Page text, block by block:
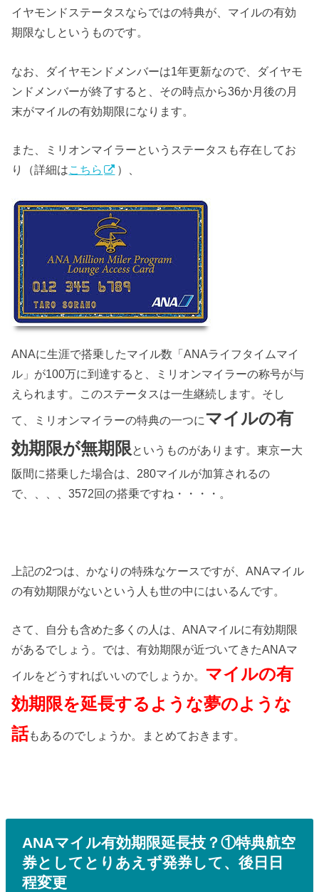
イヤモンドステータスならではの特典が、マイルの有効
期限なしというものです。
なお、ダイヤモンドメンバーは1年更新なので、ダイヤモ
ンドメンバーが終了すると、その時点から36か月後の月
末がマイルの有効期限になります。
また、ミリオンマイラーというステータスも存在してお
り（詳細はこちら ）、
ANAに生涯で搭乗したマイル数「ANAライフタイムマイ
ル」が100万に到達すると、ミリオンマイラーの称号が与
えられます。このステータスは一生継続します。そし
て、ミリオンマイラーの特典の一つにマイルの有
効期限が無期限というものがあります。東京ー大
阪間に搭乗した場合は、280マイルが加算されるの
で、、、、3572回の搭乗ですね・・・・。
上記の2つは、かなりの特殊なケースですが、ANAマイル
の有効期限がないという人も世の中にはいるんです。
さて、自分も含めた多くの人は、ANAマイルに有効期限
があるでしょう。では、有効期限が近づいてきたANAマ
イルをどうすればいいのでしょうか。 マイルの有
効期限を延長するような夢のような
話もあるのでしょうか。まとめておきます。
ANAマイル有効期限延長技？①特典航空
券としてとりあえず発券して、後日日
程変更